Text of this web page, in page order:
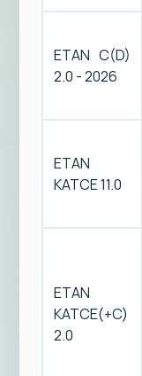
ETAN C(D)
2.0 - 2026
ETAN
KATCE 11.0
ETAN
KATCE(+C)
2.0